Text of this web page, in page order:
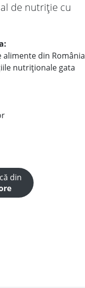
de nutriție cu
din România
nutriționale gata
din